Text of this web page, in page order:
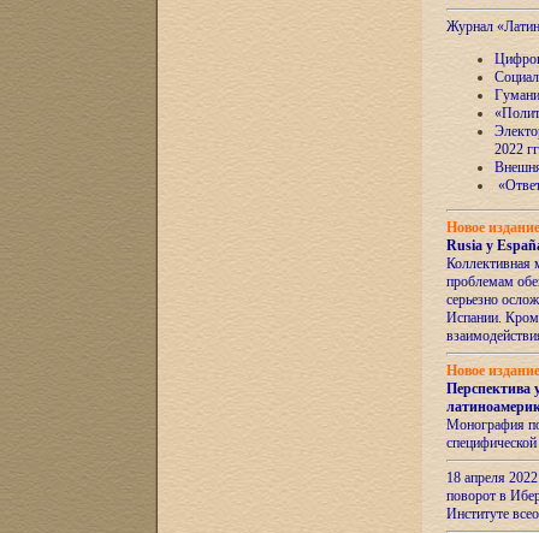
Журнал
2022
Новое
Rusia y
Коллективная
проблемам
серьезно
Испании.
Новое
Перспектива
Монография
18 апреля
поворот в
Институте